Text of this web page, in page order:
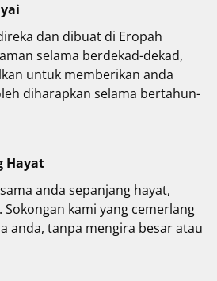
dan dibuat di Eropah
selama berdekad-dekad,
untuk memberikan anda
diharapkan selama bertahun-
Hayat
anda sepanjang hayat,
Sokongan kami yang cemerlang
anda, tanpa mengira besar atau